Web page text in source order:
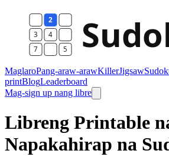
MaglaroPang-araw-arawKillerJigsaw
printBlogLeaderboard
Mag-sign up nang libre
Libreng Printable
Napakahirap na